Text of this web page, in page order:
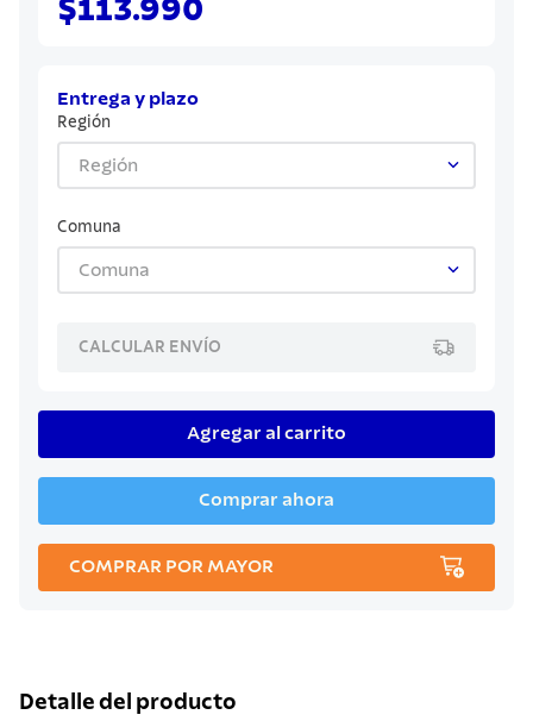
$113.990
Entrega y plazo
Región
Región
Comuna
Comuna
CALCULAR ENVÍO
Agregar al carrito
Comprar ahora
COMPRAR POR MAYOR
Detalle del producto